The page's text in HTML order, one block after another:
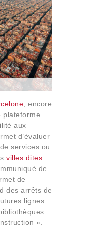
, encore
plateforme
aux
d’évaluer
services ou
villes dites
de
de
des arrêts de
lignes
».